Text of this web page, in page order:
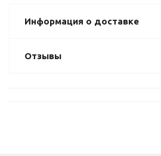
Информация о доставке
Отзывы